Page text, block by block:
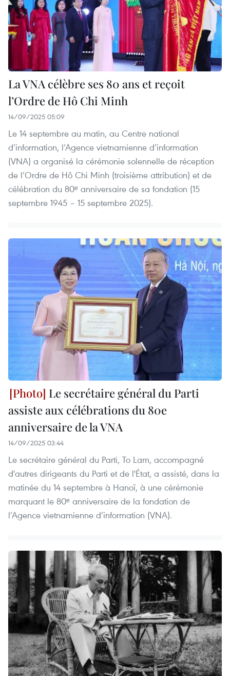
La VNA célèbre ses 80 ans et reçoit
l’Ordre de Hô Chi Minh
14/09/2025 05:09
Le 14 septembre au matin, au Centre national
d’information, l’Agence vietnamienne d’information
(VNA) a organisé la cérémonie solennelle de réception
de l’Ordre de Hô Chi Minh (troisième attribution) et de
célébration du 80ᵉ anniversaire de sa fondation (15
septembre 1945 – 15 septembre 2025).
Le secrétaire général du Parti
assiste aux célébrations du 80e
anniversaire de la VNA
14/09/2025 03:44
Le secrétaire général du Parti, To Lam, accompagné
d'autres dirigeants du Parti et de l'État, a assisté, dans la
matinée du 14 septembre à Hanoï, à une cérémonie
marquant le 80ᵉ anniversaire de la fondation de
l’Agence vietnamienne d’information (VNA).